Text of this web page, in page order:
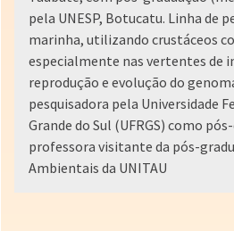
pela UNESP, Botucatu. Linha de
marinha, utilizando crustáceos
especialmente nas vertentes de
reprodução e evolução do
pesquisadora pela Universidade
Grande do Sul (UFRGS) como
professora visitante da pós-
Ambientais da UNITAU